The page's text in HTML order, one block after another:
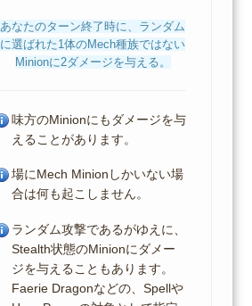
あなたのターン終了時に、ランダム
に選ばれた1体のMech種族ではない
Minionに2ダメージを与える。
味方のMinionにもダメージを与
えることがあります。
場にMech Minionしかいない場
合は何も起こしません。
ランダム攻撃であるがゆえに、
Stealth状態のMinionにダメー
ジを与えることもあります。
Faerie Dragonなどの、Spellや